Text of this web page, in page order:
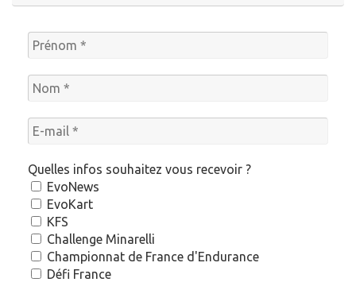
Quelles infos souhaitez vous recevoir ?
EvoNews
EvoKart
KFS
Challenge Minarelli
Championnat de France d'Endurance
Défi France